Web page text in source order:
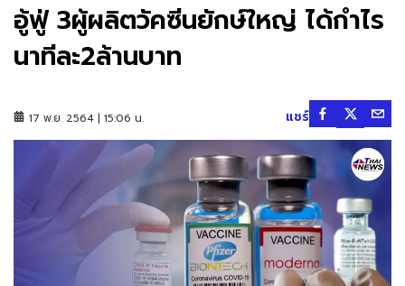
อู้ฟู่ 3ผู้ผลิตวัคซีนยักษ์ใหญ่ ได้กำไร
นาทีละ2ล้านบาท
17 พ.ย. 2564 | 15:06 น. แชร์